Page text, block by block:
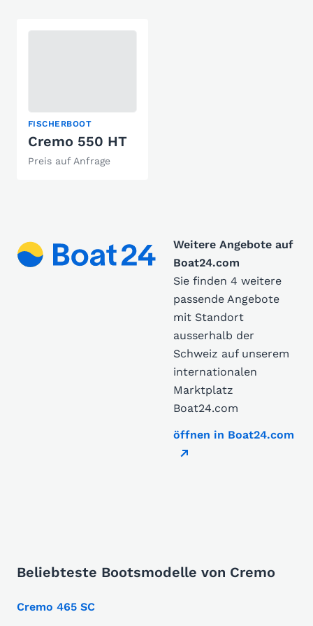
FISCHERBOOT
Cremo 550 HT
Preis auf Anfrage
Weitere Angebote auf
Boat24.com
Sie finden 4 weitere
passende Angebote
mit Standort
ausserhalb der
Schweiz auf unserem
internationalen
Marktplatz
Boat24.com
öffnen in Boat24.com
Beliebteste Bootsmodelle von Cremo
Cremo 465 SC